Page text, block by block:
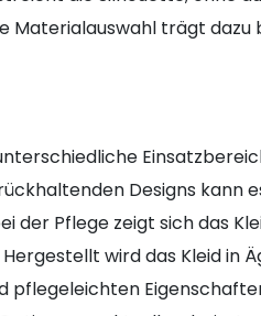
Materialauswahl trägt dazu
Designs kann
der Pflege zeigt sich das
wird das Kleid in
pflegeleichten